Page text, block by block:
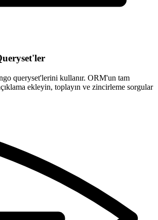
queryset'lerini kullanır. ORM'un tam
ekleyin, toplayın ve zincirleme sorgular